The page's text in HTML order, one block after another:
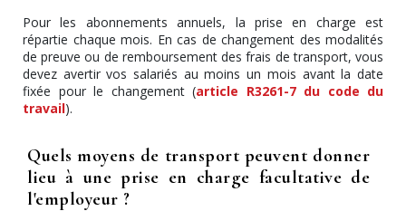
Pour les abonnements annuels, la prise en charge est
répartie chaque mois. En cas de changement des modalités
de preuve ou de remboursement des frais de transport, vous
devez avertir vos salariés au moins un mois avant la date
fixée pour le changement (article R3261-7 du code du
travail).
Quels moyens de transport peuvent donner
lieu à une prise en charge facultative de
l'employeur ?